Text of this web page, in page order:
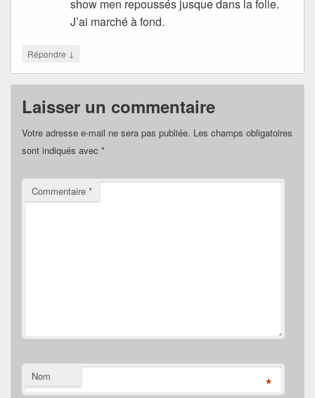
show men repoussés jusque dans la folie.
J’ai marché à fond.
Répondre ↓
Laisser un commentaire
Votre adresse e-mail ne sera pas publiée. Les champs obligatoires
sont indiqués avec *
Commentaire *
Nom *